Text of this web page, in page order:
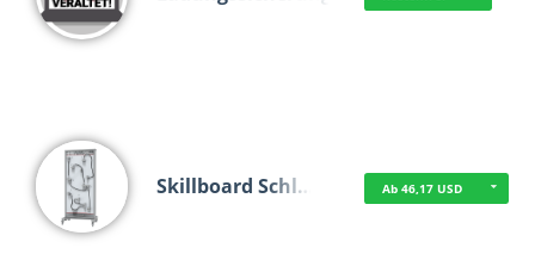
Skillboard Schl… Ab 46,17 USD